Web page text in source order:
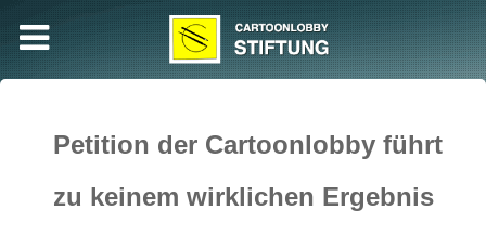
Petition der Cartoonlobby führt
zu keinem wirklichen Ergebnis